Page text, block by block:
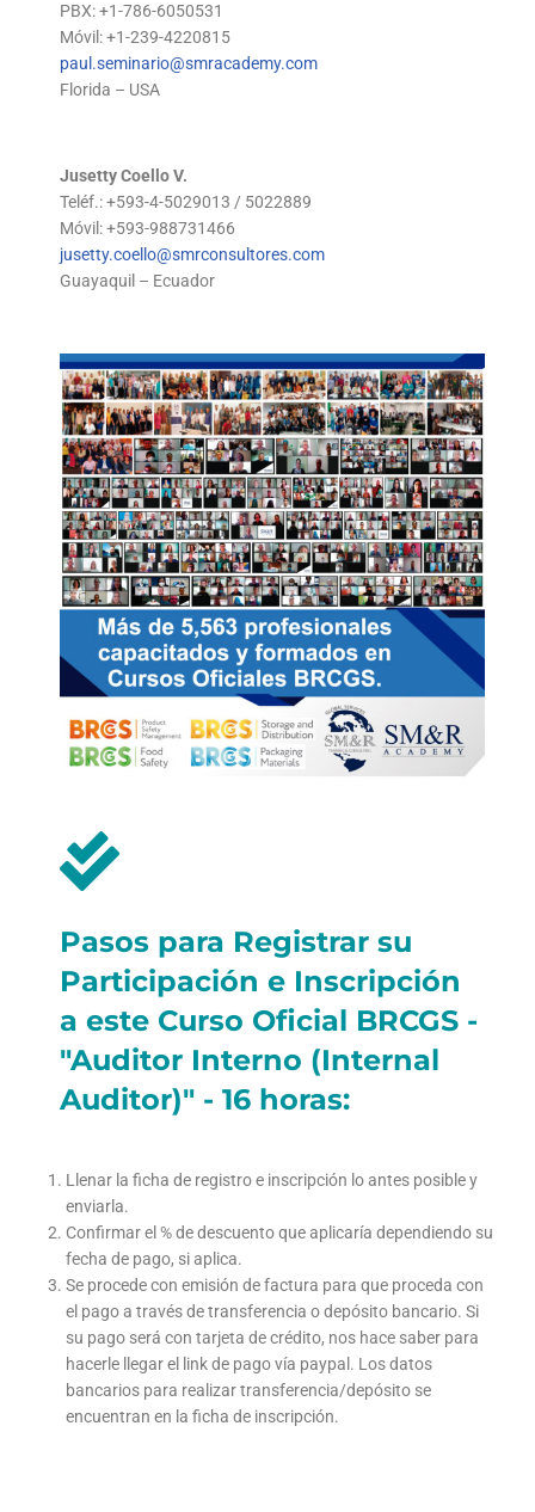
PBX: +1-786-6050531
Móvil:+1-239-4220815
paul.seminario@smracademy.com
Florida – USA
Jusetty Coello V.
Teléf.: +593-4-5029013 / 5022889
Móvil: +593-988731466
jusetty.coello@smrconsultores.com
Guayaquil – Ecuador
Pasos para Registrar su
Participación e Inscripción
a este Curso Oficial BRCGS -
"Auditor Interno (Internal
Auditor)" - 16 horas:
Llenar la ficha de registro e inscripción lo antes posible y
enviarla.
Confirmar el % de descuento que aplicaría dependiendo su
fecha de pago, si aplica.
Se procede con emisión de factura para que proceda con
el pago a través de transferencia o depósito bancario. Si
su pago será con tarjeta de crédito, nos hace saber para
hacerle llegar el link de pago vía paypal. Los datos
bancarios para realizar transferencia/depósito se
encuentran en la ficha de inscripción.